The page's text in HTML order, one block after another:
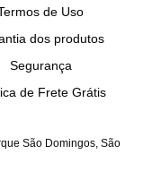
de Uso
dos produtos
Segurança
de Frete Grátis
São Domingos, São